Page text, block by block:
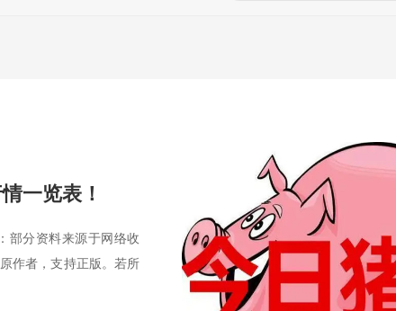
一览表！
部分资料来源于网络收
作者，支持正版。若所